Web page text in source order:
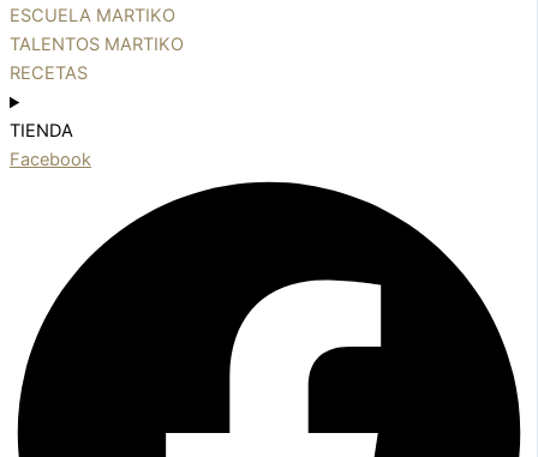
ESCUELA MARTIKO
TALENTOS MARTIKO
RECETAS
TIENDA
Facebook